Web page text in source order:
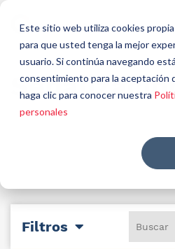
Este sitio web utiliza cookies
para que usted tenga la mejor
usuario. Si continúa navegando
consentimiento para la aceptación
haga clic para conocer nuestra
personales
Filtros